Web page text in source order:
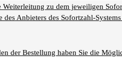
Weiterleitung zu dem jeweiligen
des Anbieters des Sofortzahl-
der Bestellung haben Sie die